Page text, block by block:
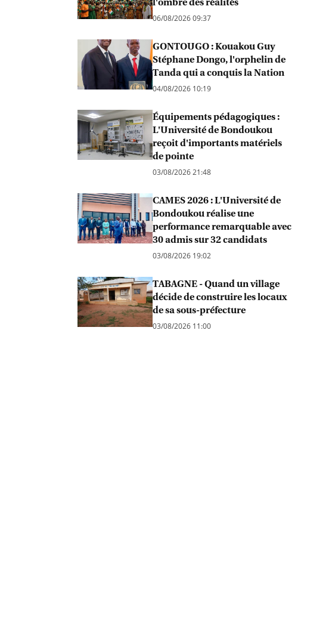
06/08/2026 09:37
GONTOUGO : Kouakou Guy
Stéphane Dongo, l'orphelin de
Tanda qui a conquis la Nation
04/08/2026 10:19
Équipements pédagogiques :
L'Université de Bondoukou
reçoit d'importants matériels
de pointe
03/08/2026 21:48
CAMES 2026 : L'Université de
Bondoukou réalise une
performance remarquable avec
30 admis sur 32 candidats
03/08/2026 19:02
TABAGNE - Quand un village
décide de construire les locaux
de sa sous-préfecture
03/08/2026 11:00